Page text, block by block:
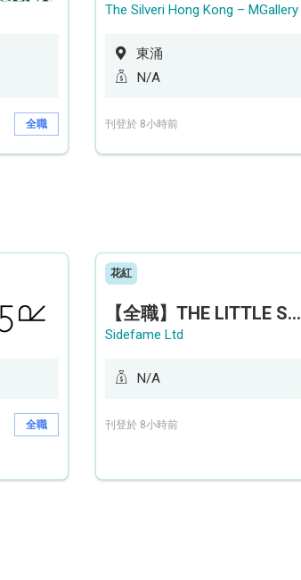
全職
The Silveri Hong Kong – MGallery
東涌
N/A
刊登於 8小時前
全職
花紅
【全職】THE LITTLE SHOP (利園分店) Sales Operation Assistant 銷售營運助理【永久保證佣金+新人獎金$3,000】
Sidefame Ltd
N/A
刊登於 8小時前